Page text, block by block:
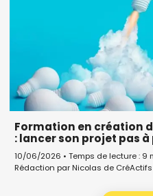
Formation en création
: lancer son projet pas à
10/06/2026 • Temps de lecture : 9
Rédaction par Nicolas de CréActifs